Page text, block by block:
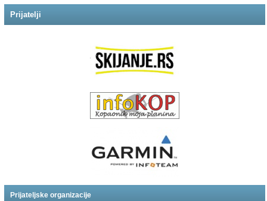
Prijatelji
Prijateljske organizacije